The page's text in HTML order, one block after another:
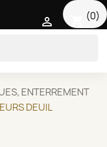
(0)

ENTERREMENT
DEUIL